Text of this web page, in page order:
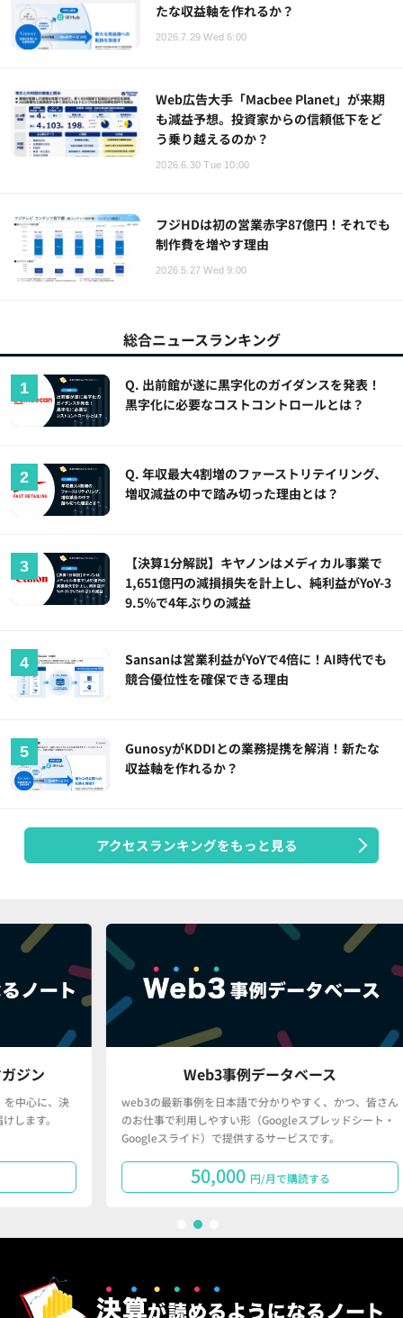
たな収益軸を作れるか？
2026.7.29 Wed 6:00
Web広告大手「Macbee Planet」が来期
も減益予想。投資家からの信頼低下をど
う乗り越えるのか？
2026.6.30 Tue 10:00
フジHDは初の営業赤字87億円！それでも
制作費を増やす理由
2026.5.27 Wed 9:00
総合ニュースランキング
Q. 出前館が遂に黒字化のガイダンスを発表！
黒字化に必要なコストコントロールとは？
Q. 年収最大4割増のファーストリテイリング、
増収減益の中で踏み切った理由とは？
【決算1分解説】キヤノンはメディカル事業で
1,651億円の減損損失を計上し、純利益がYoY-3
9.5%で4年ぶりの減益
Sansanは営業利益がYoYで4倍に！AI時代でも
競合優位性を確保できる理由
GunosyがKDDIとの業務提携を解消！新たな
収益軸を作れるか？
アクセスランキングをもっと見る
決
Web3事例データベース
web3の最新事例を日本語で分かりやすく、かつ、皆さん
のお仕事で利用しやすい形（Googleスプレッドシート・
Googleスライド）で提供するサービスです。
円/月で購読する
「
で